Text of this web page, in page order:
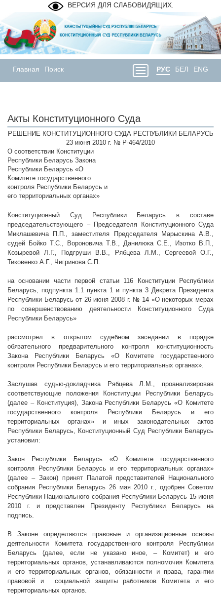
ВЕРСИЯ ДЛЯ СЛАБОВИДЯЩИХ.
Главная Поиск РУС БЕЛ ENG
Акты Конституционного Суда
РЕШЕНИЕ КОНСТИТУЦИОННОГО СУДА РЕСПУБЛИКИ БЕЛАРУСЬ
23 июня 2010 г. № Р-464/2010
О соответствии Конституции
Республики Беларусь Закона
Республики Беларусь «О
Комитете государственного
контроля Республики Беларусь и
его территориальных органах»
Конституционный Суд Республики Беларусь в составе
председательствующего – Председателя Конституционного Суда
Миклашевича П.П., заместителя Председателя Марыскина А.В.,
судей Бойко Т.С., Вороновича Т.В., Данилюка С.Е., Изотко В.П.,
Козыревой Л.Г., Подгруши В.В., Рябцева Л.М., Сергеевой О.Г.,
Тиковенко А.Г., Чигринова С.П.
на основании части первой статьи 116 Конституции Республики
Беларусь, подпункта 1.1 пункта 1 и пункта 3 Декрета Президента
Республики Беларусь от 26 июня 2008 г. № 14 «О некоторых мерах
по совершенствованию деятельности Конституционного Суда
Республики Беларусь»
рассмотрел в открытом судебном заседании в порядке
обязательного предварительного контроля конституционность
Закона Республики Беларусь «О Комитете государственного
контроля Республики Беларусь и его территориальных органах».
Заслушав судью-докладчика Рябцева Л.М., проанализировав
соответствующие положения Конституции Республики Беларусь
(далее – Конституция), Закона Республики Беларусь «О Комитете
государственного контроля Республики Беларусь и его
территориальных органах» и иных законодательных актов
Республики Беларусь, Конституционный Суд Республики Беларусь
установил:
Закон Республики Беларусь «О Комитете государственного
контроля Республики Беларусь и его территориальных органах»
(далее – Закон) принят Палатой представителей Национального
собрания Республики Беларусь 26 мая2010 г., одобрен Советом
Республики Национального собрания Республики Беларусь 15 июня
2010 г. и представлен Президенту Республики Беларусь на
подпись.
В Законе определяются правовые и организационные основы
деятельности Комитета государственного контроля Республики
Беларусь (далее, если не указано иное, – Комитет) и его
территориальных органов, устанавливаются полномочия Комитета
и его территориальных органов, обязанности и права, гарантии
правовой и социальной защиты работников Комитета и его
территориальных органов.